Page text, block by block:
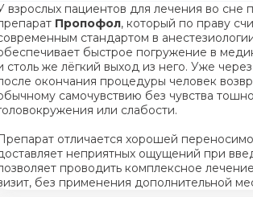
взрослых пациентов для лечения во сне
Пропофол, который по праву
стандартом в
быстрое погружение в
столь же лёгкий выход из него. Уже через
окончания процедуры человек
самочувствию без чувства
или слабости.
отличается хорошей
неприятных ощущений при
проводить комплексное
без применения дополнительной